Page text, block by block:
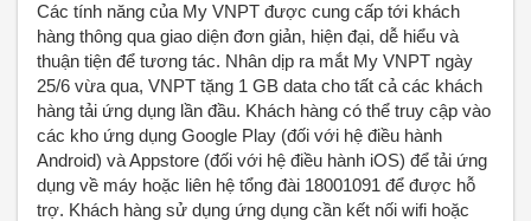
Các tính năng của My VNPT được cung cấp tới khách
hàng thông qua giao diện đơn giản, hiện đại, dễ hiểu và
thuận tiện để tương tác. Nhân dịp ra mắt My VNPT ngày
25/6 vừa qua, VNPT tặng 1 GB data cho tất cả các khách
hàng tải ứng dụng lần đầu. Khách hàng có thể truy cập vào
các kho ứng dụng Google Play (đối với hệ điều hành
Android) và Appstore (đối với hệ điều hành iOS) để tải ứng
dụng về máy hoặc liên hệ tổng đài 18001091 để được hỗ
trợ. Khách hàng sử dụng ứng dụng cần kết nối wifi hoặc